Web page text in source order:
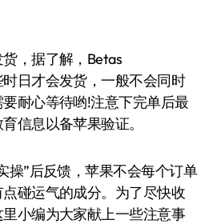
，据了解，Betas
日才会发货，一般不会同时
耐心等待哟!注意下完单后最
信息以备苹果验证。
操”后反馈，苹果不会每个订单
碰运气的成分。为了尽快收
小编为大家献上一些注意事